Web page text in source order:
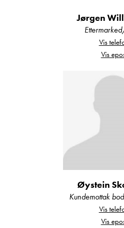
og campingvogner hos
Alle våre bobiler og
fukttestet og det
tilstandsrapport.
Alle våre bobiler er
serviceprogram, eller
Jørgen
Vis
Vis
Øystein
Kundemottak
Vis
Vis